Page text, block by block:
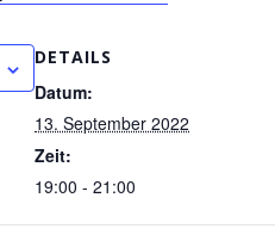
DETAILS
Datum:
13. September 2022
Zeit:
19:00 - 21:00